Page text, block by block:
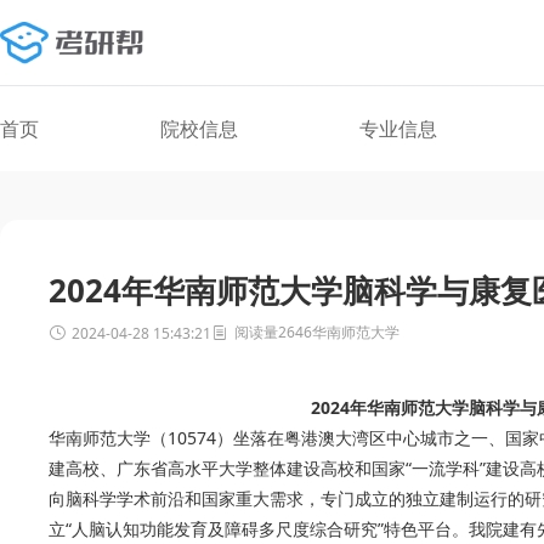
首页 院校信息 专业信息
2024年华南师范大学脑科学与康
2024-04-28 15:43:21 阅读量2646华南师范大学
2024年华南师范大学脑科学
华南师范大学（10574）坐落在粤港澳大湾区中心城市之一、国
建高校、广东省高水平大学整体建设高校和国家“一流学科”建设
向脑科学学术前沿和国家重大需求，专门成立的独立建制运行的
立“人脑认知功能发育及障碍多尺度综合研究”特色平台。我院建